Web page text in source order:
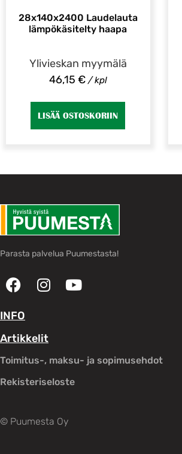
28x140x2400 Laudelauta
lämpökäsitelty haapa
Ylivieskan myymälä
46,15 €/ kpl
LISÄÄ OSTOSKORIIN
Parasta palvelua Puumestasta!
INFO
Artikkelit
Toimitus-, maksu- ja sopimusehdot
Rekisteriseloste
© Puumesta Oy